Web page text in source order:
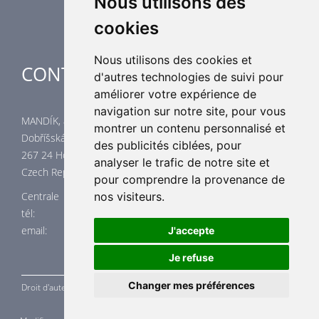
cookies
Nous utilisons des cookies et
d'autres technologies de suivi pour
améliorer votre expérience de
navigation sur notre site, pour vous
montrer un contenu personnalisé et
des publicités ciblées, pour
analyser le trafic de notre site et
pour comprendre la provenance de
nos visiteurs.
J'accepte
Je refuse
Changer mes préférences
CONTACTES
MANDÍK, a.s.
Dobříšská 550
267 24 Hostomice
Czech Republic
Centrale
tél: +420 311 706 706
email: mandik@mandik.cz
Droit d'auteur © a.s. 2015 - 2026